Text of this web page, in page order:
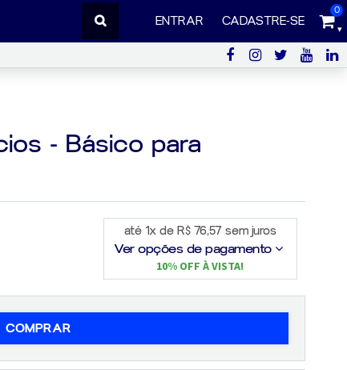
0
ENTRAR CADASTRE-SE
- Básico para
até 1x de R$ 76,57 sem juros
Ver opções de pagamento
10% OFF À VISTA!
COMPRAR